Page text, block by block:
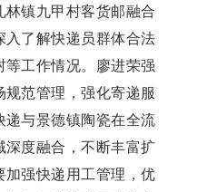
林镇九甲村客货邮融合
入了解快递员群体合法
等工作情况。廖进荣强
范管理，强化寄递服
递与景德镇陶瓷在全流
深度融合，不断丰富扩
加强快递用工管理，优